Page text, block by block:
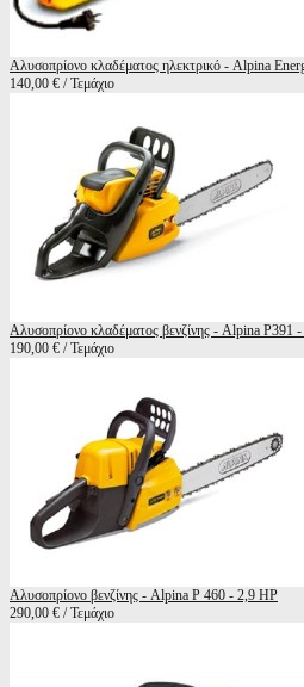
Αλυσοπρίονο κλαδέματος ηλεκτρικό - Alpina
140,00 € / Τεμάχιο
Αλυσοπρίονο κλαδέματος βενζίνης - Alpina
190,00 € / Τεμάχιο
Αλυσοπρίονο βενζίνης - Alpina P 460 - 2,9 HP
290,00 € / Τεμάχιο